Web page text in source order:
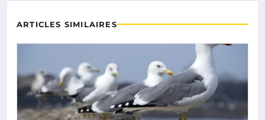
ARTICLES SIMILAIRES